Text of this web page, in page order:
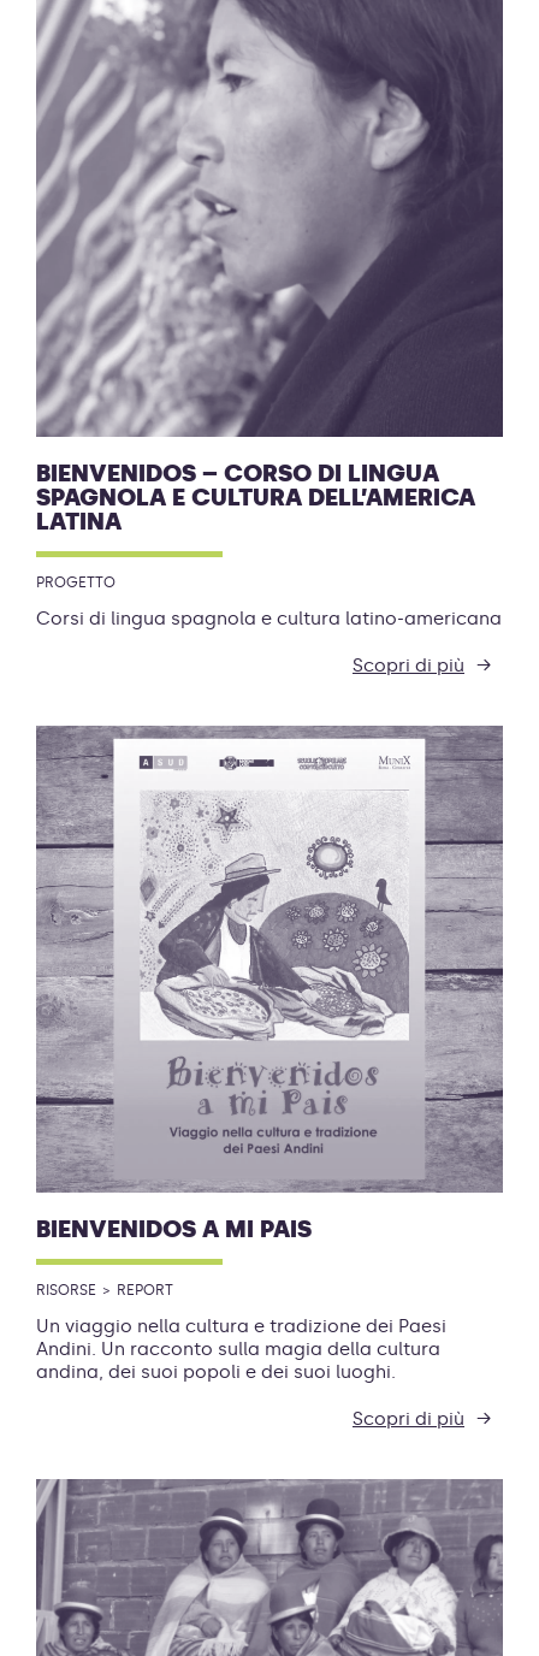
BIENVENIDOS – CORSO DI LINGUA
SPAGNOLA E CULTURA DELL’AMERICA
LATINA
PROGETTO
Corsi di lingua spagnola e cultura latino-americana
Scopri di più
BIENVENIDOS A MI PAIS
RISORSE REPORT
Un viaggio nella cultura e tradizione dei Paesi
Andini. Un racconto sulla magia della cultura
andina, dei suoi popoli e dei suoi luoghi.
Scopri di più